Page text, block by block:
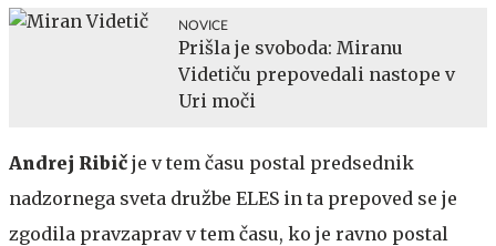
NOVICE
Prišla je svoboda: Miranu
Videtiču prepovedali nastope v
Uri moči
Andrej Ribič je v tem času postal predsednik
nadzornega sveta družbe ELES in ta prepoved se je
zgodila pravzaprav v tem času, ko je ravno postal